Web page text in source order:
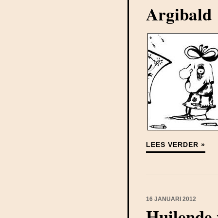
Argibald
LEES VERDER »
16 JANUARI 2012